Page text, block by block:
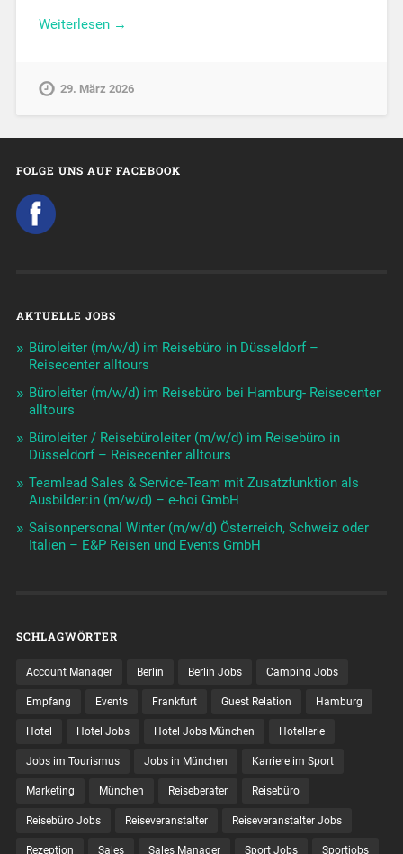
Weiterlesen →
29. März 2026
FOLGE UNS AUF FACEBOOK
AKTUELLE JOBS
Büroleiter (m/w/d) im Reisebüro in Düsseldorf –
Reisecenter alltours
Büroleiter (m/w/d) im Reisebüro bei Hamburg- Reisecenter
alltours
Büroleiter / Reisebüroleiter (m/w/d) im Reisebüro in
Düsseldorf – Reisecenter alltours
Teamlead Sales & Service-Team mit Zusatzfunktion als
Ausbilder:in (m/w/d) – e-hoi GmbH
Saisonpersonal Winter (m/w/d) Österreich, Schweiz oder
Italien – E&P Reisen und Events GmbH
SCHLAGWÖRTER
Account Manager Berlin Berlin Jobs Camping Jobs
Empfang Events Frankfurt Guest Relation Hamburg
Hotel Hotel Jobs Hotel Jobs München Hotellerie
Jobs im Tourismus Jobs in München Karriere im Sport
Marketing München Reiseberater Reisebüro
Reisebüro Jobs Reiseveranstalter Reiseveranstalter Jobs
Rezeption Sales Sales Manager Sport Jobs Sportjobs